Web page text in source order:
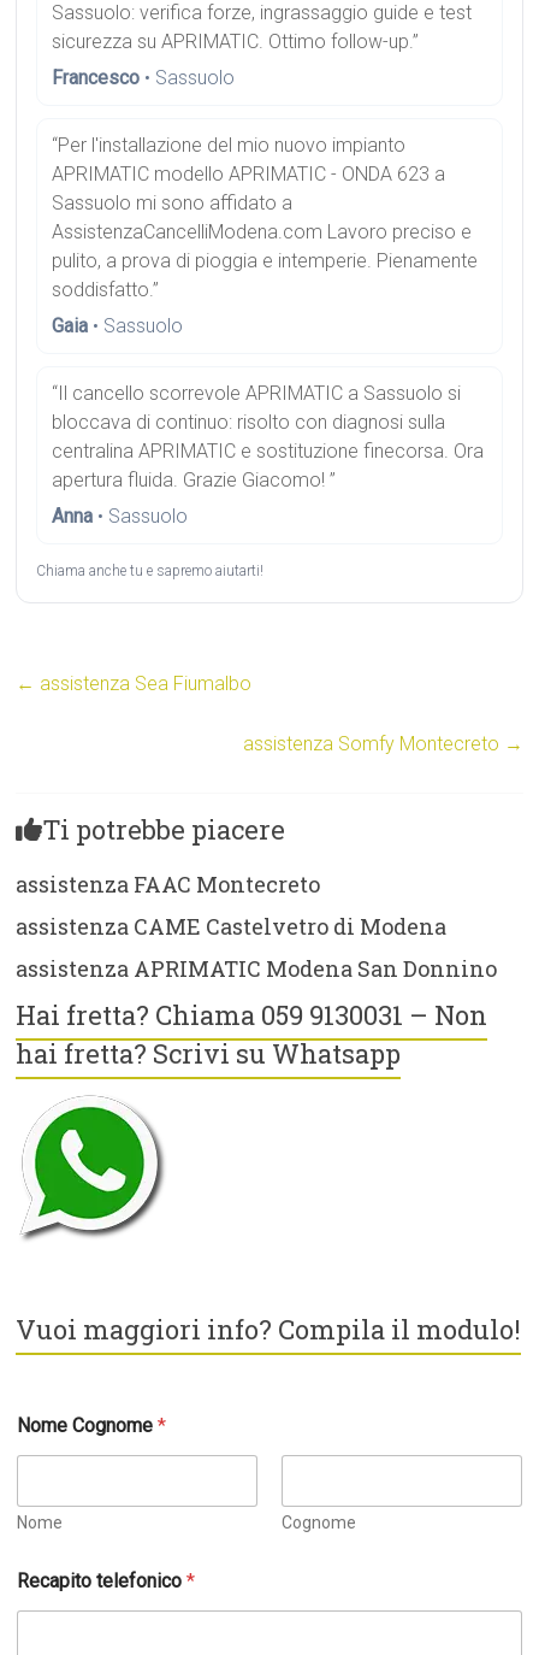
Sassuolo: verifica forze, ingrassaggio guide e test
sicurezza su APRIMATIC. Ottimo follow-up.”
Francesco • Sassuolo
“Per l'installazione del mio nuovo impianto
APRIMATIC modello APRIMATIC - ONDA 623 a
Sassuolo mi sono affidato a
AssistenzaCancelliModena.com Lavoro preciso e
pulito, a prova di pioggia e intemperie. Pienamente
soddisfatto.”
Gaia • Sassuolo
“Il cancello scorrevole APRIMATIC a Sassuolo si
bloccava di continuo: risolto con diagnosi sulla
centralina APRIMATIC e sostituzione finecorsa. Ora
apertura fluida. Grazie Giacomo! ”
Anna • Sassuolo
Chiama anche tu e sapremo aiutarti!
← assistenza Sea Fiumalbo
assistenza Somfy Montecreto →
Ti potrebbe piacere
assistenza FAAC Montecreto
assistenza CAME Castelvetro di Modena
assistenza APRIMATIC Modena San Donnino
Hai fretta? Chiama 059 9130031 – Non
hai fretta? Scrivi su Whatsapp
Vuoi maggiori info? Compila il modulo!
Nome Cognome*
Nome Cognome
Recapito telefonico*